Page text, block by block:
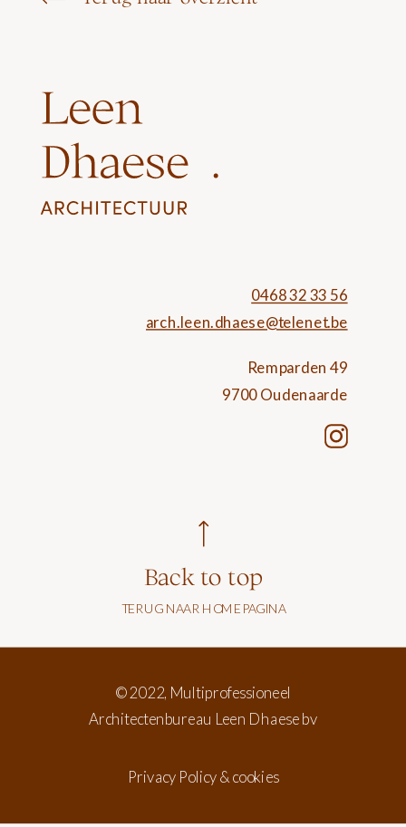
0468 32 33 56
arch.leen.dhaese@telenet.be
Remparden 49
9700 Oudenaarde
Back to top
© 2022, Multiprofessioneel
Architectenbureau Leen Dhaese bv
Privacy Policy & cookies
TERUG NAAR HOMEPAGINA